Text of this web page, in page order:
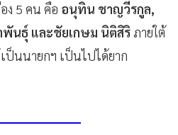
ง 5 คน คือ อนุทิน ชาญวีรกูล,
นธุ์ และชัยเกษม นิติสิริภายใต้
ป็นนายกฯ เป็นไปได้ยาก